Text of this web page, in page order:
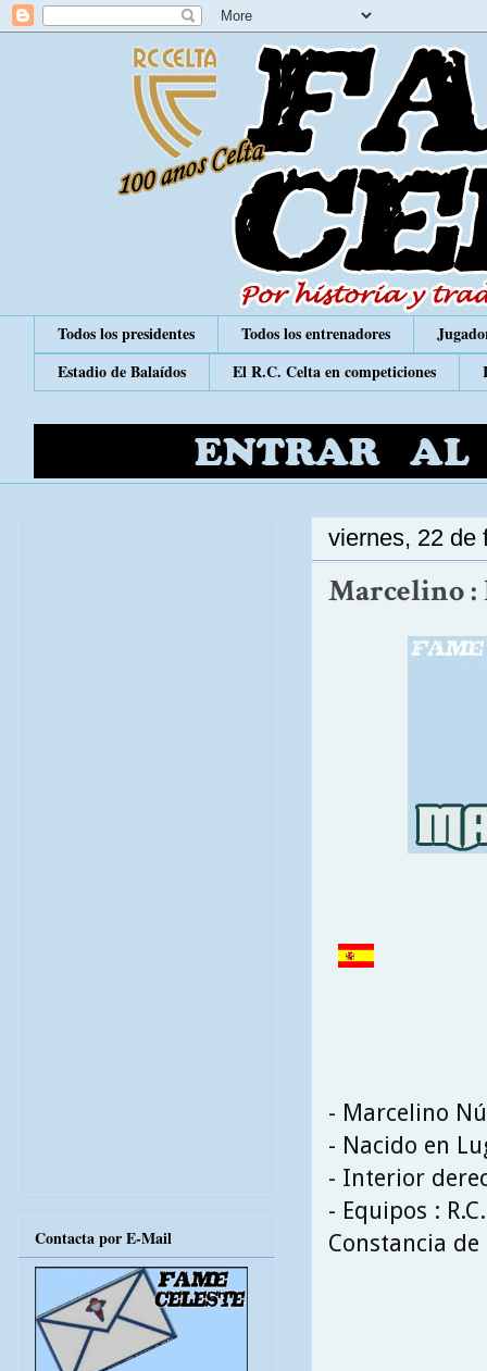
Todos los presidentes Todos los entrenadores
Estadio de Balaídos
El R.C. Celta en competiciones
viernes, 22 de
Marcelino :
- Marcelino
- Nacido en
- Interior
- Equipos :
Constancia
Contacta por E-Mail